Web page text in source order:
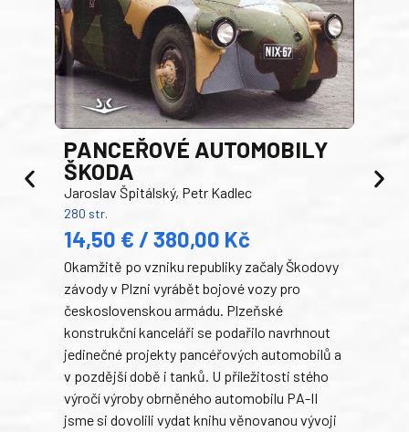
PANCEŘOVÉ AUTOMOBILY
ŠKODA
Jaroslav Špitálský, Petr Kadlec
280 str.
14,50 € / 380,00 Kč
Okamžitě po vzniku republiky začaly Škodovy
závody v Plzni vyrábět bojové vozy pro
československou armádu. Plzeňské
konstrukční kanceláři se podařilo navrhnout
jedinečné projekty pancéřových automobilů a
v pozdější době i tanků. U příležitosti stého
výročí výroby obrněného automobilu PA-II
jsme si dovolili vydat knihu věnovanou vývoji